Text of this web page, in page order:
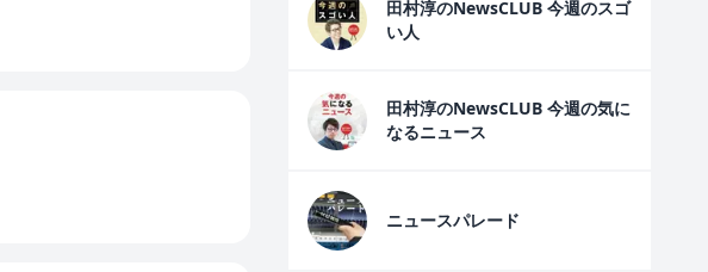
田村淳のNewsCLUB 今週のスゴ
い人
田村淳のNewsCLUB 今週の気に
なるニュース
ニュースパレード